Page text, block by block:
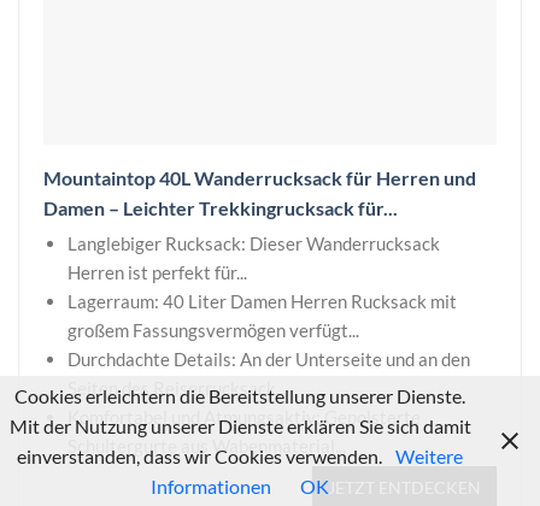
Mountaintop 40L Wanderrucksack für Herren und
Damen – Leichter Trekkingrucksack für...
Langlebiger Rucksack: Dieser Wanderrucksack
Herren ist perfekt für...
Lagerraum: 40 Liter Damen Herren Rucksack mit
großem Fassungsvermögen verfügt...
Durchdachte Details: An der Unterseite und an den
Seiten des Reiserrucksack...
Komfortabel und Atmungsaktiv: Gepolsterte
Schultergurte aus Wabenmaterial...
Cookies erleichtern die Bereitstellung unserer Dienste.
Mit der Nutzung unserer Dienste erklären Sie sich damit
einverstanden, dass wir Cookies verwenden. Weitere
Informationen
OK